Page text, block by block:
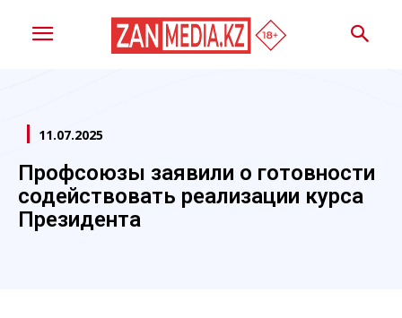
11.07.2025
Профсоюзы заявили о готовности
содействовать реализации курса
Президента